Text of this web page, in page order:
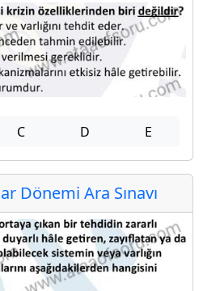
C D E
Dönemi Ara Sınavı